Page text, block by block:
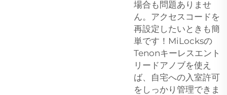
場合も問題ありませ
ん。アクセスコードを
再設定したいときも簡
単です！MiLocksの
Tenonキーレスエント
リードアノブを使え
ば、自宅への入室許可
をしっかり管理できま